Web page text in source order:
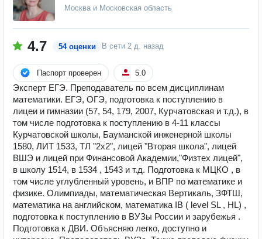
Москва и Московская область
4.7 54 оценки В сети 2 д. назад
Паспорт проверен 5.0
Эксперт ЕГЭ. Преподаватель по всем дисциплинам
математики. ЕГЭ, ОГЭ, подготовка к поступлению в
лицеи и гимназии (57, 54, 179, 2007, Курчатовская и т.д.), в
том числе подготовка к поступлению в 4-11 классы
Курчатовской школы, Бауманской инженерной школы
1580, ЛИТ 1533, ТЛ "2х2", лицей "Вторая школа", лицей
ВШЭ и лицей при Финансовой Академии,"Физтех лицей",
в школу 1514, в 1534 , 1543 и т.д. Подготовка к МЦКО , в
том числе углубленный уровень, и ВПР по математике и
физике. Олимпиады, математическая Вертикаль, ЗФТШ,
математика на английском, математика IB ( level SL , HL) ,
подготовка к поступлению в ВУЗы России и зарубежья .
Подготовка к ДВИ. Объясняю легко, доступно и